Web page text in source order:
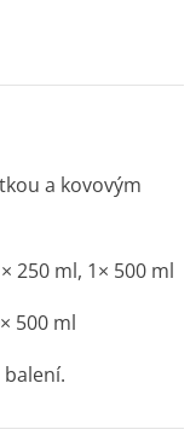
a kovovým
250 ml, 1× 500 ml
500 ml